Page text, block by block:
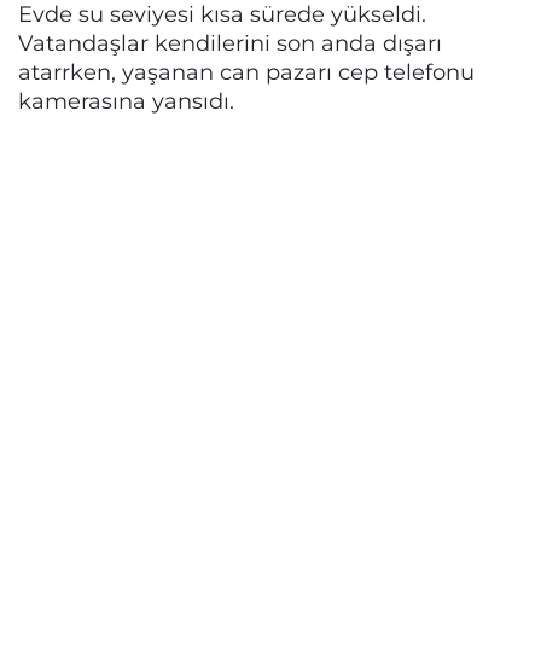
Evde su seviyesi kısa sürede yükseldi.
Vatandaşlar kendilerini son anda dışarı
atarrken, yaşanan can pazarı cep telefonu
kamerasına yansıdı.